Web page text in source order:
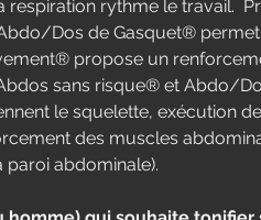
respiration rythme le travail.
Dos de Gasquet®
propose un
sans risque® et Abdo/
le squelette, exécution
des muscles
abdominale).